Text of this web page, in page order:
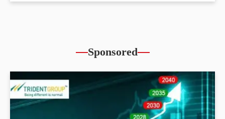
Sponsored